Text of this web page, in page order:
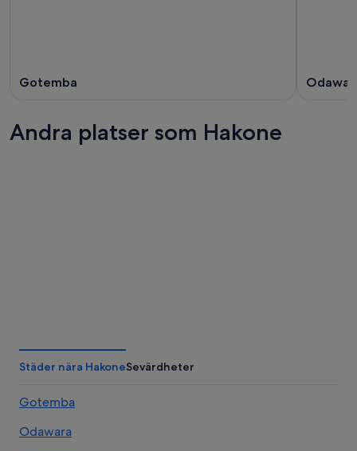
Gotemba
Andra platser som Hakone
Städer nära HakoneSevärdheter
Gotemba
Odawara